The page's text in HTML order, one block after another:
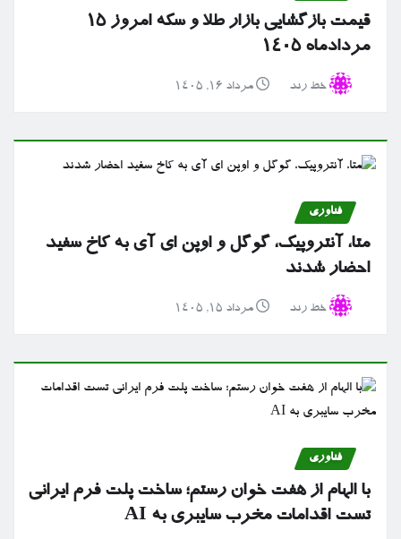
قیمت بازگشایی بازار طلا و سکه امروز ۱۵
مردادماه ۱۴۰۵
خط رند مرداد ۱۶, ۱۴۰۵
فناوری
متا، آنتروپیک، گوگل و اوپن ای آی به کاخ سفید
احضار شدند
خط رند مرداد ۱۵, ۱۴۰۵
فناوری
با الهام از هفت خوان رستم؛ ساخت پلت فرم ایرانی
تست اقدامات مخرب سایبری به AI